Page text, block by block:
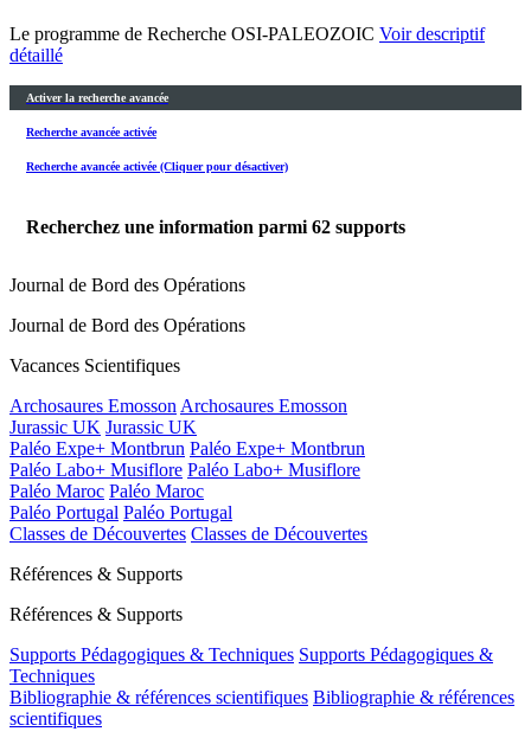
Le programme de Recherche OSI-PALEOZOIC Voir descriptif
détaillé
Activer la recherche avancée
Recherche avancée activée
Recherche avancée activée (Cliquer pour désactiver)
Recherchez une information parmi 62 supports
Journal de Bord des Opérations
Journal de Bord des Opérations
Vacances Scientifiques
Archosaures Emosson Archosaures Emosson
Jurassic UK Jurassic UK
Paléo Expe+ Montbrun Paléo Expe+ Montbrun
Paléo Labo+ Musiflore Paléo Labo+ Musiflore
Paléo Maroc Paléo Maroc
Paléo Portugal Paléo Portugal
Classes de Découvertes Classes de Découvertes
Références & Supports
Références & Supports
Supports Pédagogiques & Techniques Supports Pédagogiques &
Techniques
Bibliographie & références scientifiques Bibliographie & références
scientifiques